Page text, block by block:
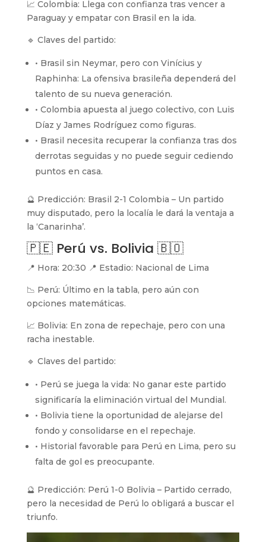
📈 Colombia: Llega con confianza tras vencer a
Paraguay y empatar con Brasil en la ida.
🔹 Claves del partido:
• Brasil sin Neymar, pero con Vinícius y
Raphinha: La ofensiva brasileña dependerá del
talento de su nueva generación.
• Colombia apuesta al juego colectivo, con Luis
Díaz y James Rodríguez como figuras.
• Brasil necesita recuperar la confianza tras dos
derrotas seguidas y no puede seguir cediendo
puntos en casa.
🔮 Predicción: Brasil 2-1 Colombia – Un partido
muy disputado, pero la localía le dará la ventaja a
la ‘Canarinha’.
🇵🇪 Perú vs. Bolivia 🇧🇴
📍 Hora: 20:30 📍 Estadio: Nacional de Lima
📉 Perú: Último en la tabla, pero aún con
opciones matemáticas.
📈 Bolivia: En zona de repechaje, pero con una
racha inestable.
🔹 Claves del partido:
• Perú se juega la vida: No ganar este partido
significaría la eliminación virtual del Mundial.
• Bolivia tiene la oportunidad de alejarse del
fondo y consolidarse en el repechaje.
• Historial favorable para Perú en Lima, pero su
falta de gol es preocupante.
🔮 Predicción: Perú 1-0 Bolivia – Partido cerrado,
pero la necesidad de Perú lo obligará a buscar el
triunfo.